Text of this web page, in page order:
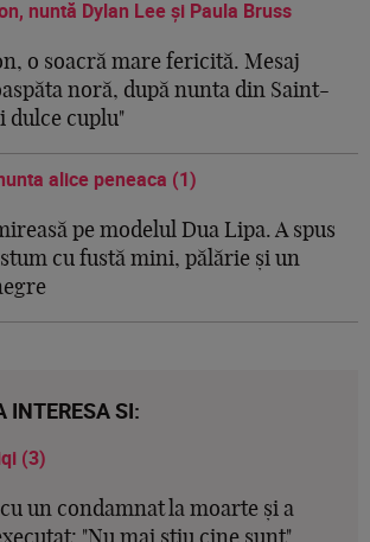
o soacră mare fericită. Mesaj
noră, după nunta din Saint-
dulce cuplu"
pe modelul Dua Lipa. A spus
cu fustă mini, pălărie și un
INTERESA SI:
un condamnat la moarte și a